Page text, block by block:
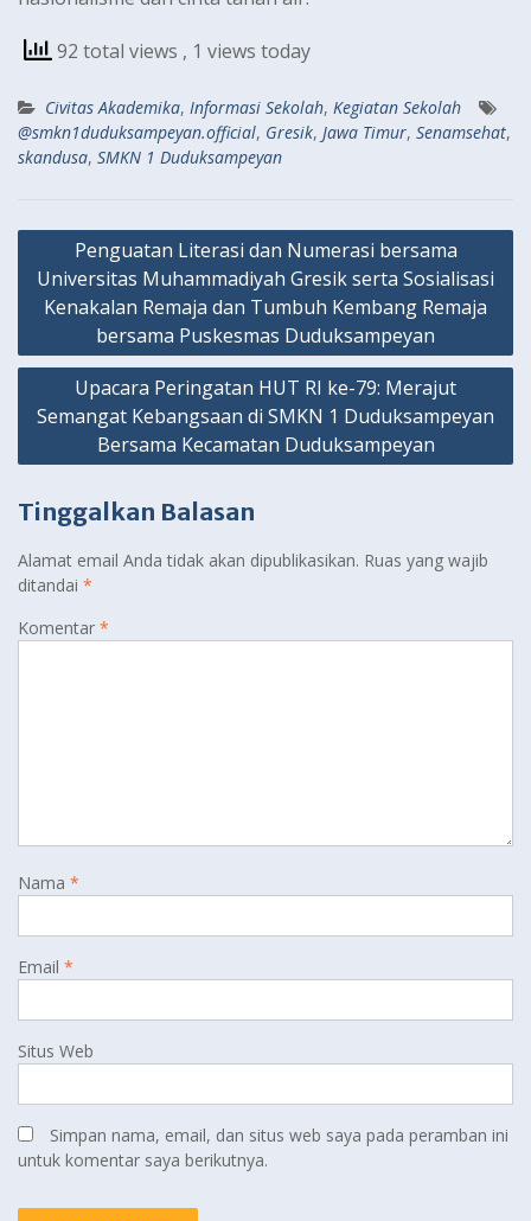
92 total views , 1 views today
Civitas Akademika, Informasi Sekolah, Kegiatan Sekolah
@smkn1duduksampeyan.official, Gresik, Jawa Timur, Senamsehat,
skandusa, SMKN 1 Duduksampeyan
Navigasi
pos
Penguatan Literasi dan Numerasi bersama
Universitas Muhammadiyah Gresik serta Sosialisasi
Kenakalan Remaja dan Tumbuh Kembang Remaja
bersama Puskesmas Duduksampeyan
Upacara Peringatan HUT RI ke-79: Merajut
Semangat Kebangsaan di SMKN 1 Duduksampeyan
Bersama Kecamatan Duduksampeyan
Tinggalkan Balasan
Alamat email Anda tidak akan dipublikasikan. Ruas yang wajib
ditandai *
Komentar *
Nama *
Email *
Situs Web
Simpan nama, email, dan situs web saya pada peramban ini
untuk komentar saya berikutnya.